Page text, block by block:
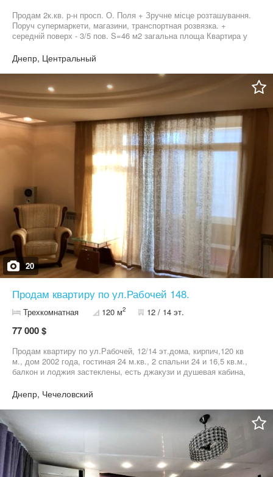
Продам 2к.кв. р-н просп. О. Поля + Зручне місце розташування.
Поруч супермаркети, магазини, транспортная розвязка. +
середній поверх - 3/5 пов. S=46 м2 загальна площа Квартира у
більш детальних питань прошу дзвонити на вказаний номер. На
повідомлення можу не відповісти вчасно
Днепр, Центральный
20
Продам квартиру по ул.Рабочей 148.
Трехкомнатная 120 м2 12 / 14 эт.
77 000 $
Продам квартиру по ул.Рабочей, 12/14 эт.дома, кирпич,120 кв
м., дом 2002 года, гостиная 24 м.кв., 2 спальни 24 и 16,5 кв.м.,
балкон и лоджия застеклены, есть джакузи и душевая кабина,
встроенный шкаф купе, дорогая входная дверь и фурнитура, 4
кондиционера, во дворе парковка, рядом транспорт, магазины. В
доме установлен счетчик тепла.
Днепр, Чечеловский